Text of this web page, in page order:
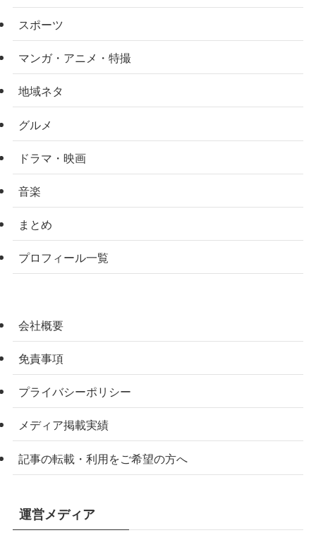
スポーツ
マンガ・アニメ・特撮
地域ネタ
グルメ
ドラマ・映画
音楽
まとめ
プロフィール一覧
会社概要
免責事項
プライバシーポリシー
メディア掲載実績
記事の転載・利用をご希望の方へ
運営メディア